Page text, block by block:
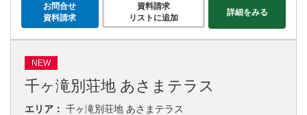
お問合せ
資料請求
資料請求
リストに追加
詳細をみる
千ヶ滝別荘地 あさまテラス
NEW
エリア： 千ヶ滝別荘地 あさまテラス